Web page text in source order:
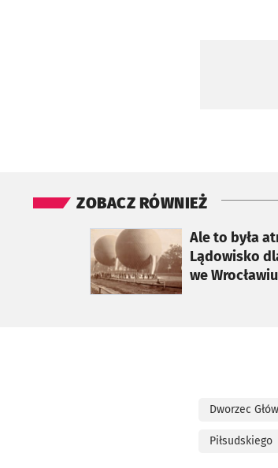
ZOBACZ RÓWNIEŻ
Ale to była
Lądowisko
we Wrocławiu
otworzy się w nowej karcie
Dworzec
Piłsudskiego